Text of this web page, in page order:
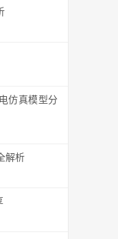
仿真模型分
解析